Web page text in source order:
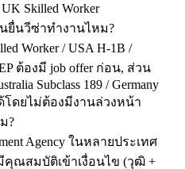
Skilled Worker
ยื่นวีซ่าทำงานไหม?
Worker / USA H-1B /
EP ต้องมี job offer ก่อน, ส่วน
Subclass 189 / Germany
โดยไม่ต้องมีงานล่วงหน้า
?
Agency ในหลายประเทศ
คุณสมบัติเข้าเงื่อนไข (วุฒิ +